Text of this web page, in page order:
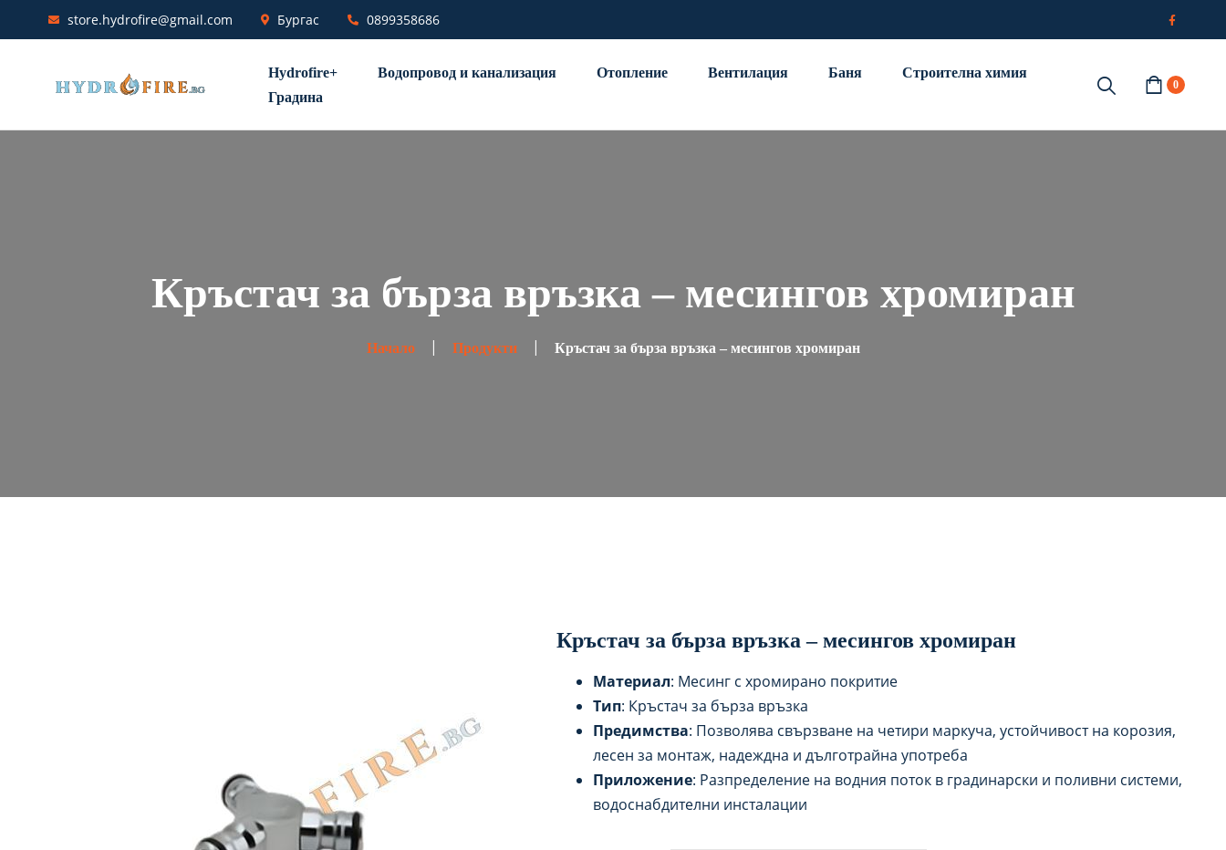
store.hydrofire@gmail.com Бургас 0899358686
Hydrofire+ Водопровод и канализация Отопление Вентилация Баня
Строителна химия
Градина
0
Кръстач за бърза връзка – месингов хромиран
Начало Продукти Кръстач за бърза връзка – месингов хромиран
Кръстач за бърза връзка – месингов хромиран
Материал: Месинг с хромирано покритие
Тип: Кръстач за бърза връзка
Предимства: Позволява свързване на четири маркуча, устойчивост на корозия,
лесен за монтаж, надеждна и дълготрайна употреба
Приложение: Разпределение на водния поток в градинарски и поливни системи,
водоснабдителни инсталации